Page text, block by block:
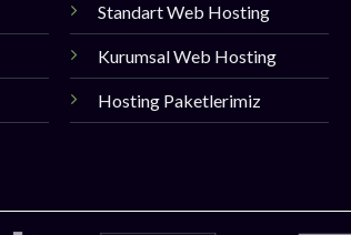
Standart Web Hosting
Kurumsal Web Hosting
Hosting Paketlerimiz